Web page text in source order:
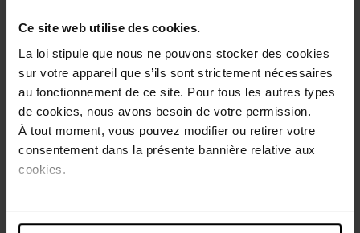
Ce site web utilise des cookies.
La loi stipule que nous ne pouvons stocker des cookies
sur votre appareil que s’ils sont strictement nécessaires
au fonctionnement de ce site. Pour tous les autres types
de cookies, nous avons besoin de votre permission.
À tout moment, vous pouvez modifier ou retirer votre
consentement dans la présente bannière relative aux
cookies.
**analogue végétal de la kératine
Conseils d'utilisation
Avant d’appliquer votre coloration, il est nécessaire de
faire un test d’alerte allergie 48h avant chaque
application. Vous devez suivre scrupuleusement toutes les